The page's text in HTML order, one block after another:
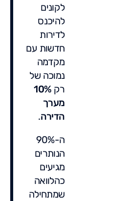
לקונים
להיכנס
לדירות
חדשות עם
מקדמה
נמוכה של
רק 10%
מערך
הדירה.
ה-90%
הנותרים
מגיעים
כהלוואה
שמתחילה